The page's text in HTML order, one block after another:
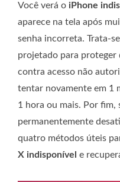
Você verá o iPhone
aparece na tela após
senha incorreta. Trata-
projetado para proteger
contra acesso não
tentar novamente em 1
1 hora ou mais. Por fim,
permanentemente
quatro métodos úteis
X indisponível e